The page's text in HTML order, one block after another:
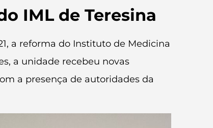
IML de Teresina
a reforma do Instituto de Medicina
a unidade recebeu novas
a presença de autoridades da